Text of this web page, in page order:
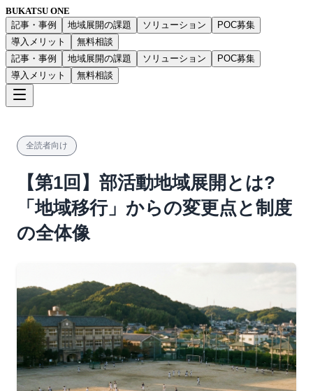
BUKATSU ONE
記事・事例
地域展開の課題 ソリューション
POC募集
導入メリット
無料相談
記事・事例
地域展開の課題 ソリューション
POC募集
導入メリット
無料相談
全読者向け
【第1回】部活動地域展開とは?
「地域移行」からの変更点と制度
の全体像